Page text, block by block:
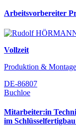
Arbeitsvorbereiter
Vollzeit
Produktion & Montage
DE-86807
Buchloe
Mitarbeiter:in
im Schlüsselfertigbau